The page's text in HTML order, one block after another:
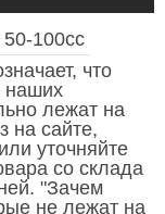
100сс
что
наших
лежат на
на сайте,
уточняйте
со склада
"Зачем
не лежат на